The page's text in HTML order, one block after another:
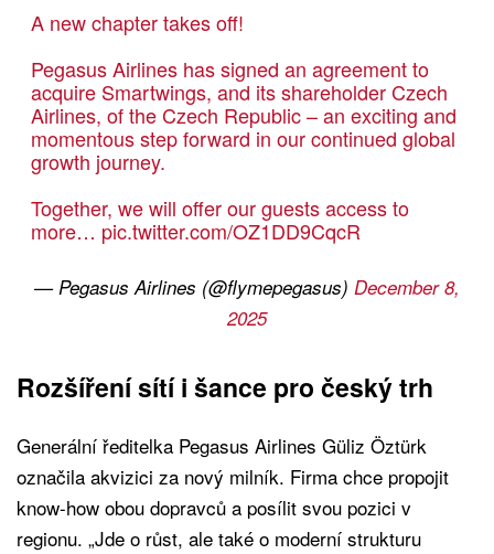
A new chapter takes off!
Pegasus Airlines has signed an agreement to
acquire Smartwings, and its shareholder Czech
Airlines, of the Czech Republic – an exciting and
momentous step forward in our continued global
growth journey.
Together, we will offer our guests access to
more… pic.twitter.com/OZ1DD9CqcR
— Pegasus Airlines (@flymepegasus) December 8,
2025
Rozšíření sítí i šance pro český trh
Generální ředitelka Pegasus Airlines Güliz Öztürk
označila akvizici za nový milník. Firma chce propojit
know-how obou dopravců a posílit svou pozici v
regionu. „Jde o růst, ale také o moderní strukturu